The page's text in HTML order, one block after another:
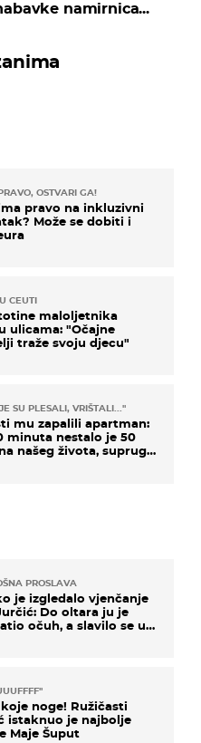
namirnica...
OSTVARI GA!
pravo na inkluzivni
Može se dobiti i
CEUTI
maloljetnika
ulicama: "Očajne
traže svoju djecu"
SU PLESALI, VRIŠTALI..."
mu zapalili apartman:
minuta nestalo je 50
našeg života, supruga
PROSLAVA
je izgledalo vjenčanje
Do oltara ju je
očuh, a slavilo se uz
noge! Ružičasti
istaknuo je najbolje
Maje Šuput